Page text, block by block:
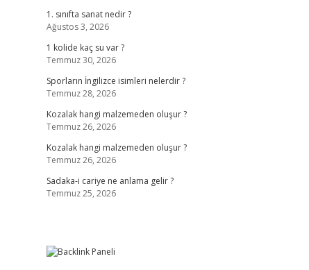
1. sınıfta sanat nedir ?
Ağustos 3, 2026
1 kolide kaç su var ?
Temmuz 30, 2026
Sporların İngilizce isimleri nelerdir ?
Temmuz 28, 2026
Kozalak hangi malzemeden oluşur ?
Temmuz 26, 2026
Kozalak hangi malzemeden oluşur ?
Temmuz 26, 2026
Sadaka-i cariye ne anlama gelir ?
Temmuz 25, 2026